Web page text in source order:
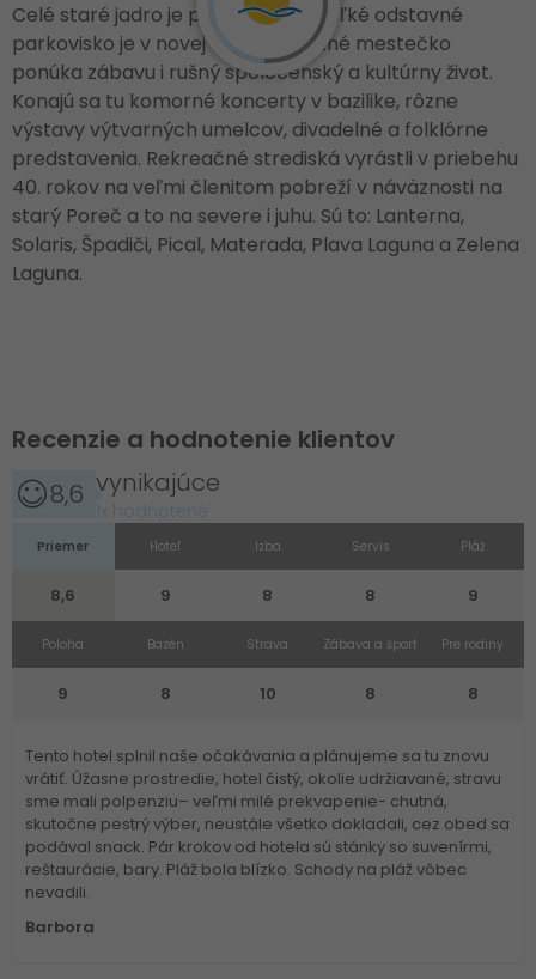
Celé staré jadro je pešou zónou. Veľké odstavné
parkovisko je v novej časti. Samotné mestečko
ponúka zábavu i rušný spoločenský a kultúrny život.
Konajú sa tu komorné koncerty v bazilike, rôzne
výstavy výtvarných umelcov, divadelné a folklórne
predstavenia. Rekreačné strediská vyrástli v priebehu
40. rokov na veľmi členitom pobreží v náväznosti na
starý Poreč a to na severe i juhu. Sú to: Lanterna,
Solaris, Špadiči, Pical, Materada, Plava Laguna a Zelena
Laguna.
Recenzie a hodnotenie klientov
8,6 vynikajúce
1x hodnotené
Priemer
8,6
Hotel
9
Izba
8
Servis
8
Pláž
9
Poloha
9
Bazén
8
Strava
10
Zábava a šport
8
Pre rodiny
8
Tento hotel splnil naše očakávania a plánujeme sa tu znovu
vrátiť. Úžasne prostredie, hotel čistý, okolie udržiavané, stravu
sme mali polpenziu– veľmi milé prekvapenie- chutná,
skutočne pestrý výber, neustále všetko dokladali, cez obed sa
podával snack. Pár krokov od hotela sú stánky so suvenírmi,
reštaurácie, bary. Pláž bola blízko. Schody na pláž vôbec
nevadili.
Barbora